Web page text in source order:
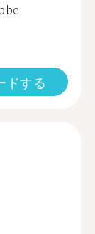
ドする